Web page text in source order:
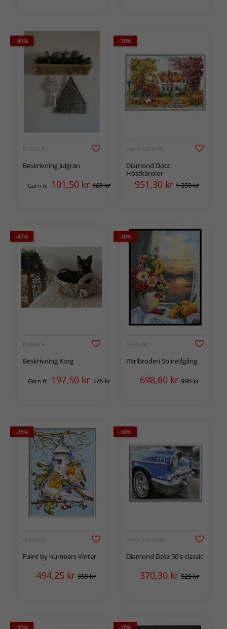
-40%
DURABLE
Beskrivning Julgran
Garn fr. 101,50 kr 169 kr
-30%
DIAMOND DOTZ
Diamond Dotz
Höstkänslor
951,30 kr 1 359 kr
-47%
DURABLE
Beskrivning Korg
Garn fr. 197,50 kr 376 kr
-30%
ABRIS ART
Pärlbroderi Solnedgång
698,60 kr 998 kr
-25%
VERVACO
Paint by numbers Vinter
494,25 kr 659 kr
-30%
DIAMOND DOTZ
Diamond Dotz 50's classic
370,30 kr 529 kr
-30% -20%